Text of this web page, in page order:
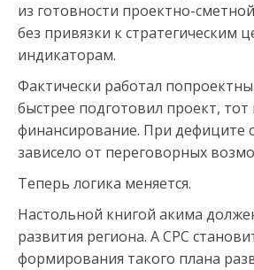
из готовности проектно-
без привязки к стратегическим
индикаторам.
Фактически работал
быстрее подготовил проект, тот
финансирование. При дефиците
зависело от переговорных
Теперь логика меняется.
Настольной книгой акима
развития региона. А СРС
формирования такого плана